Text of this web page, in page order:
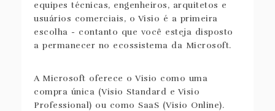
equipes técnicas, engenheiros, arquitetos e
usuários comerciais, o Visio é a primeira
escolha - contanto que você esteja disposto
a permanecer no ecossistema da Microsoft.
A Microsoft oferece o Visio como uma
compra única (Visio Standard e Visio
Professional) ou como SaaS (Visio Online).